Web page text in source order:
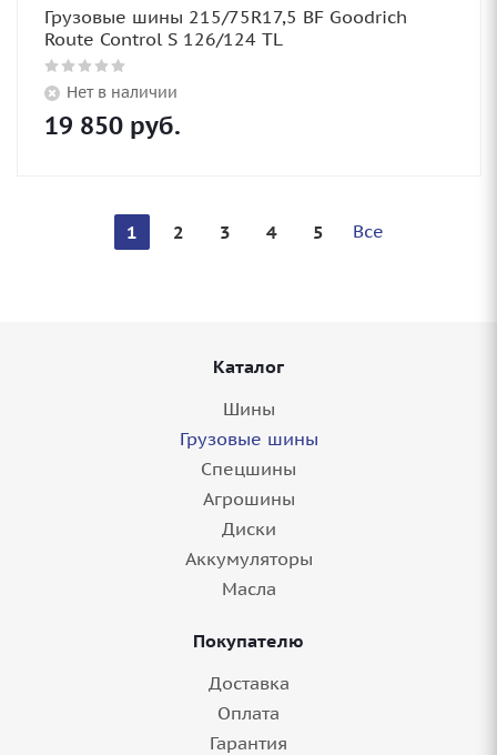
Грузовые шины 215/75R17,5 BF Goodrich
Route Control S 126/124 TL
Нет в наличии
19 850 руб.
1 2 3 4 5 Все
Каталог
Шины
Грузовые шины
Спецшины
Агрошины
Диски
Аккумуляторы
Масла
Покупателю
Доставка
Оплата
Гарантия